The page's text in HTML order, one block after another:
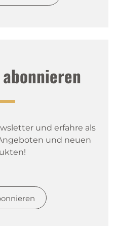
und erfahre als
und neuen